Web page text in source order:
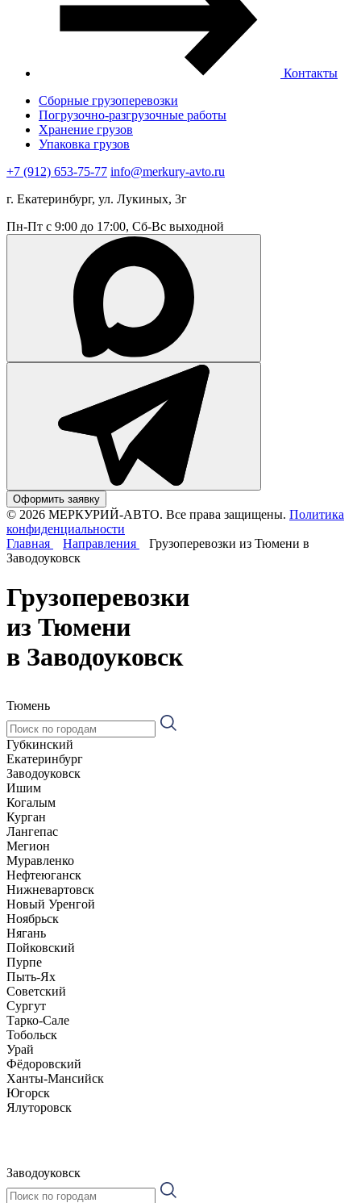
Контакты
Сборные грузоперевозки
Погрузочно-разгрузочные работы
Хранение грузов
Упаковка грузов
+7 (912) 653-75-77 info@merkury-avto.ru
г. Екатеринбург, ул. Лукиных, 3г
Пн-Пт с 9:00 до 17:00, Сб-Вс выходной
Оформить заявку
© 2026 МЕРКУРИЙ-АВТО. Все права защищены. Политика
конфиденциальности
Главная
Направления
Грузоперевозки из Тюмени в
Заводоуковск
Грузоперевозки
из Тюмени
в Заводоуковск
Тюмень
Губкинский
Екатеринбург
Заводоуковск
Ишим
Когалым
Курган
Лангепас
Мегион
Муравленко
Нефтеюганск
Нижневартовск
Новый Уренгой
Ноябрьск
Нягань
Пойковский
Пурпе
Пыть-Ях
Советский
Сургут
Тарко-Сале
Тобольск
Урай
Фёдоровский
Ханты-Мансийск
Югорск
Ялуторовск
Заводоуковск